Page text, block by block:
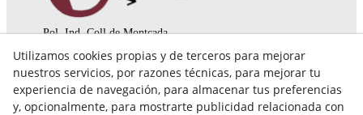
Pol. Ind. Coll de Montcada
08110 Montcada i Reixac (Barcelona)
935 829 999
engrunes@engrunes.org
Utilizamos cookies propias y de terceros para mejorar
nuestros servicios, por razones técnicas, para mejorar tu
experiencia de navegación, para almacenar tus preferencias
y, opcionalmente, para mostrarte publicidad relacionada con